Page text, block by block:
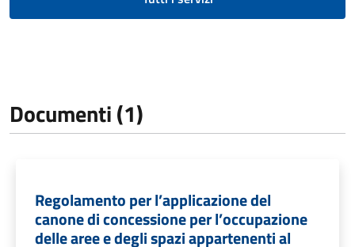
Documenti (1)
Regolamento per l’applicazione del
canone di concessione per l’occupazione
delle aree e degli spazi appartenenti al